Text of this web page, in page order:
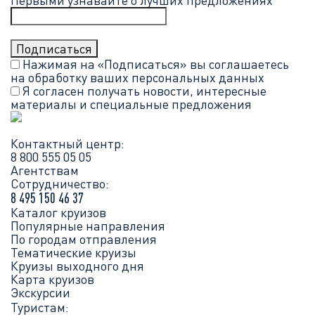
Нажимая на «Подписаться» вы соглашаетесь
на обработку ваших персональных данных
Я согласен получать новости, интересные
материалы и специальные предложения
Контактный центр:
8 800 555 05 05
Агентствам
Сотрудничество:
8 495 150 46 37
Каталог круизов
Популярные направления
По городам отправления
Тематические круизы
Круизы выходного дня
Карта круизов
Экскурсии
Туристам: